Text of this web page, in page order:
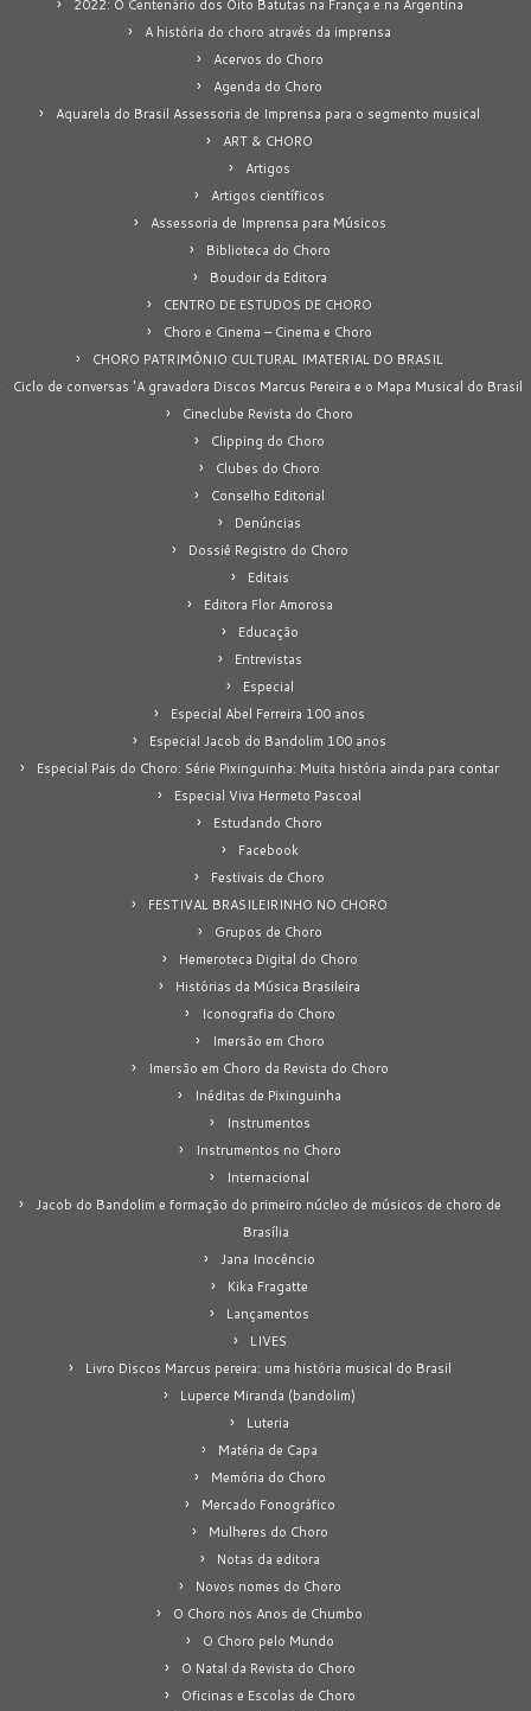
2022: O Centenário dos Oito Batutas na França e na Argentina
A história do choro através da imprensa
Acervos do Choro
Agenda do Choro
Aquarela do Brasil Assessoria de Imprensa para o segmento musical
ART & CHORO
Artigos
Artigos científicos
Assessoria de Imprensa para Músicos
Biblioteca do Choro
Boudoir da Editora
CENTRO DE ESTUDOS DE CHORO
Choro e Cinema – Cinema e Choro
CHORO PATRIMÔNIO CULTURAL IMATERIAL DO BRASIL
Ciclo de conversas 'A gravadora Discos Marcus Pereira e o Mapa Musical do Brasil
Cineclube Revista do Choro
Clipping do Choro
Clubes do Choro
Conselho Editorial
Denúncias
Dossiê Registro do Choro
Editais
Editora Flor Amorosa
Educação
Entrevistas
Especial
Especial Abel Ferreira 100 anos
Especial Jacob do Bandolim 100 anos
Especial Pais do Choro: Série Pixinguinha: Muita história ainda para contar
Especial Viva Hermeto Pascoal
Estudando Choro
Facebook
Festivais de Choro
FESTIVAL BRASILEIRINHO NO CHORO
Grupos de Choro
Hemeroteca Digital do Choro
Histórias da Música Brasileira
Iconografia do Choro
Imersão em Choro
Imersão em Choro da Revista do Choro
Inéditas de Pixinguinha
Instrumentos
Instrumentos no Choro
Internacional
Jacob do Bandolim e formação do primeiro núcleo de músicos de choro de
Brasília
Jana Inocêncio
Kika Fragatte
Lançamentos
LIVES
Livro Discos Marcus pereira: uma história musical do Brasil
Luperce Miranda (bandolim)
Luteria
Matéria de Capa
Memória do Choro
Mercado Fonográfico
Mulheres do Choro
Notas da editora
Novos nomes do Choro
O Choro nos Anos de Chumbo
O Choro pelo Mundo
O Natal da Revista do Choro
Oficinas e Escolas de Choro